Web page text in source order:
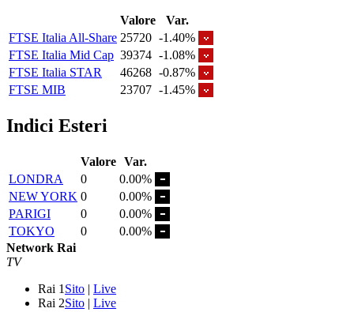
Valore
Var.
FTSE Italia All-Share 25720 -1.40%
FTSE Italia Mid Cap 39374 -1.08%
FTSE Italia STAR
46268 -0.87%
FTSE MIB
23707 -1.45%
Indici Esteri
Valore Var.
LONDRA
0
0.00%
NEW YORK 0
0.00%
PARIGI
0
0.00%
TOKYO
0
0.00%
Network Rai
TV
Rai 1 Sito | Live
Rai 2Sito | Live